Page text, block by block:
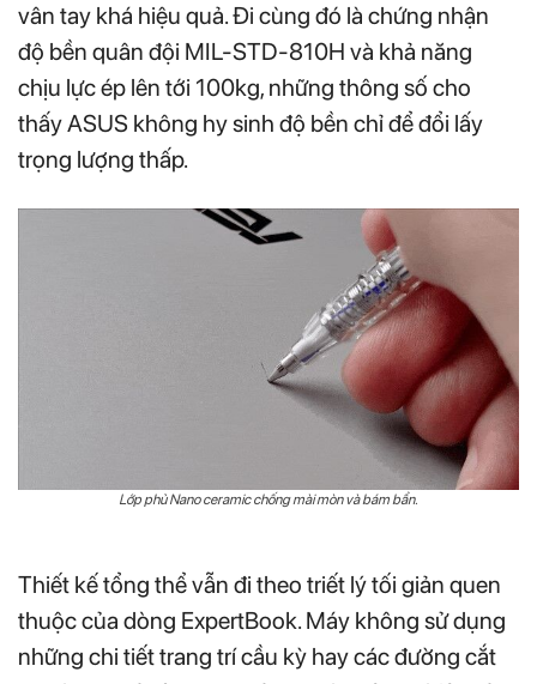
vân tay khá hiệu quả. Đi cùng đó là chứng nhận
độ bền quân đội MIL-STD-810H và khả năng
chịu lực ép lên tới 100kg, những thông số cho
thấy ASUS không hy sinh độ bền chỉ để đổi lấy
trọng lượng thấp.
Lớp phủ Nano ceramic chống mài mòn và bám bẩn.
Thiết kế tổng thể vẫn đi theo triết lý tối giản quen
thuộc của dòng ExpertBook. Máy không sử dụng
những chi tiết trang trí cầu kỳ hay các đường cắt